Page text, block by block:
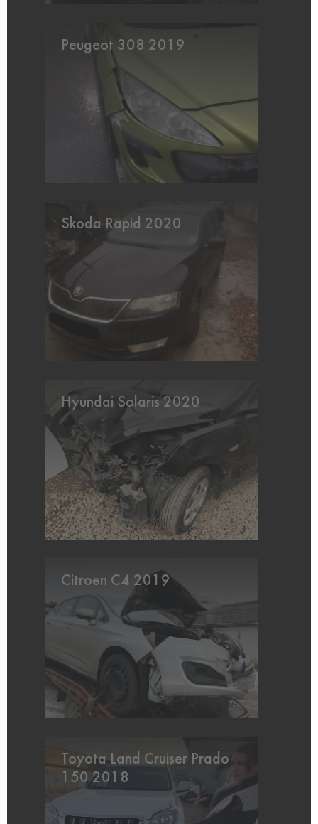
Peugeot 308 2019
Skoda Rapid 2020
Hyundai Solaris 2020
Citroen C4 2019
Toyota Land Cruiser Prado
150 2018